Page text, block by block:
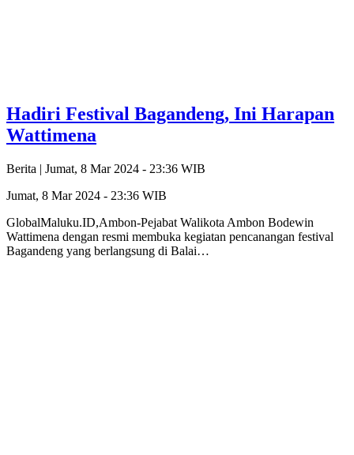
Hadiri Festival Bagandeng, Ini Harapan
Wattimena
Berita | Jumat, 8 Mar 2024 - 23:36 WIB
Jumat, 8 Mar 2024 - 23:36 WIB
GlobalMaluku.ID,Ambon-Pejabat Walikota Ambon Bodewin
Wattimena dengan resmi membuka kegiatan pencanangan festival
Bagandeng yang berlangsung di Balai…